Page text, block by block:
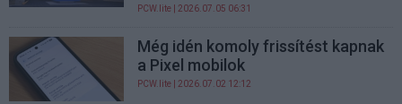
PCW.lite | 2026.07.05 06:31
Még idén komoly frissítést kapnak
a Pixel mobilok
PCW.lite | 2026.07.02 12:12